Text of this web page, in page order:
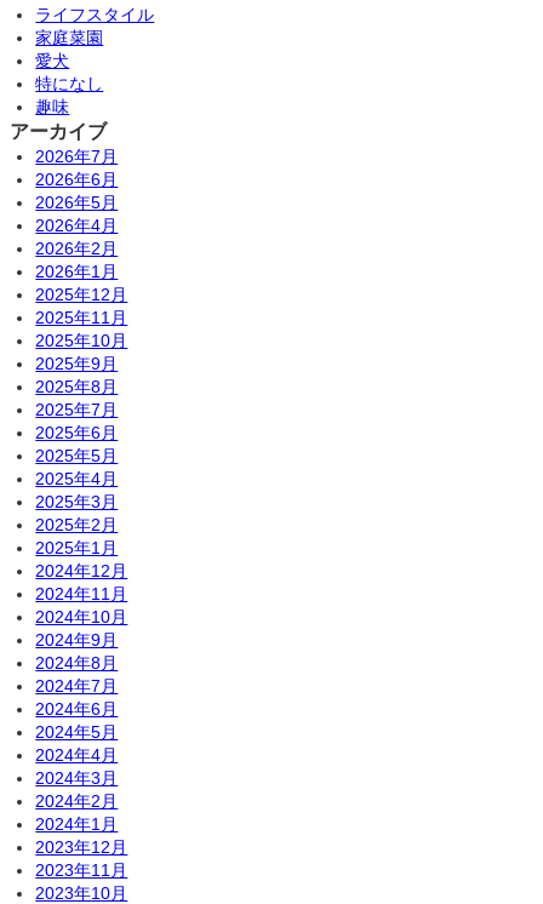
ライフスタイル
家庭菜園
愛犬
特になし
趣味
アーカイブ
2026年7月
2026年6月
2026年5月
2026年4月
2026年2月
2026年1月
2025年12月
2025年11月
2025年10月
2025年9月
2025年8月
2025年7月
2025年6月
2025年5月
2025年4月
2025年3月
2025年2月
2025年1月
2024年12月
2024年11月
2024年10月
2024年9月
2024年8月
2024年7月
2024年6月
2024年5月
2024年4月
2024年3月
2024年2月
2024年1月
2023年12月
2023年11月
2023年10月